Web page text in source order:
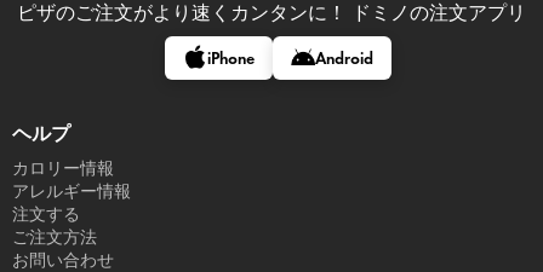
ピザのご注文がより速くカンタンに！ ドミノの注文アプリ
iPhone Android
ヘルプ
カロリー情報
アレルギー情報
注文する
ご注文方法
お問い合わせ